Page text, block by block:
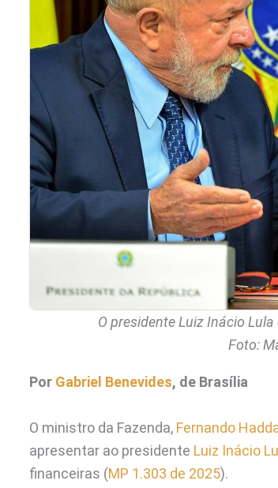
O presidente Luiz Inácio
Foto:
Por Gabriel Benevides, de Brasília
O ministro da Fazenda, Fernando
apresentar ao presidente Luiz Inácio
financeiras (MP 1.303 de 2025).